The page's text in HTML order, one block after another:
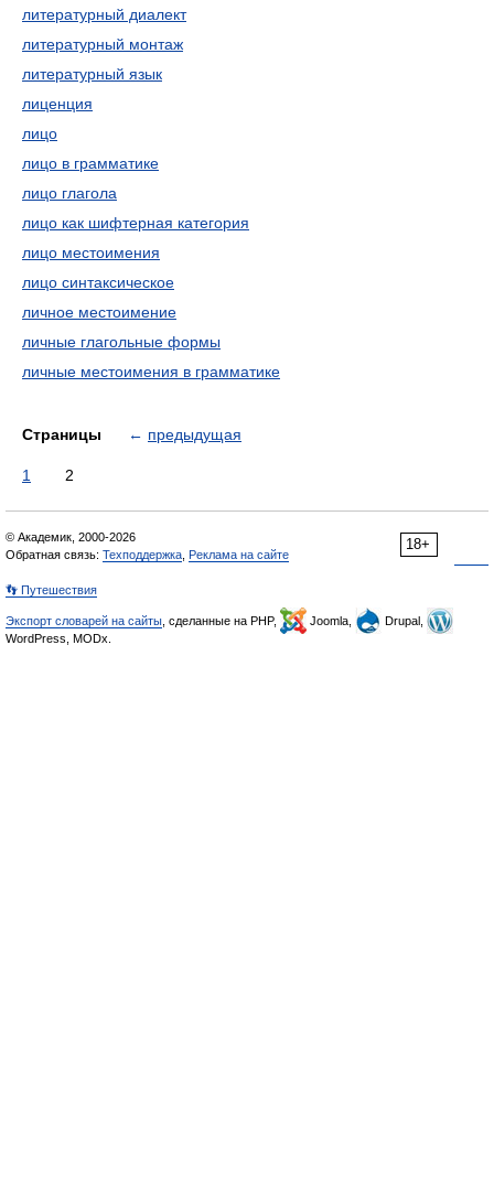
литературный диалект
литературный монтаж
литературный язык
лиценция
лицо
лицо в грамматике
лицо глагола
лицо как шифтерная категория
лицо местоимения
лицо синтаксическое
личное местоимение
личные глагольные формы
личные местоимения в грамматике
Страницы ← предыдущая
1 2
18+
© Академик, 2000-2026
Обратная связь: Техподдержка Реклама на сайте
👣 Путешествия
Экспорт словарей на сайты , сделанные на PHP, Joomla,
Drupal,
WordPress, MODx.